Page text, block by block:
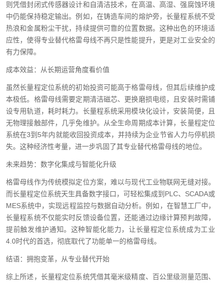
则凭借封闭式传感器设计和自清洁技术，在高温、高湿、强腐蚀环境
中仍能保持稳定输出。例如，在铸造车间的熔炉旁，长量程系统不受
热浪和金属粉尘干扰，持续提供可靠的位置数据。这种出色的环境适
应性，使得专业替代格雷母线不再只是性能提升，更是对工业安全的
有力保障。
成本效益：从长期运营角度看价值
虽然长量程定位系统的初始投资可能高于格雷母线，但其后续维护成
本极低。格雷母线需要定期清洁磁芯、更换磨损电缆，且安装时需铺
设专用轨道，耗时耗力。长量程系统采用模块化设计，安装简便，且
无物理接触部件，几乎免维护。从全生命周期成本计算，长量程定位
系统在3到5年内就能收回投资成本，并持续为企业节省人力与停机损
失。这种经济性考量，进一步巩固了其专业替代格雷母线的地位。
未来趋势：数字化集成与智能化升级
格雷母线作为传统模拟定位方案，难以与现代工业物联网无缝对接。
而长量程定位系统天生具备数字接口，可轻松集成到PLC、SCADA或
MES系统中，实现远程监控与数据自动分析。例如，在智慧工厂中，
长量程系统不仅能实时反馈设备位置，还能通过边缘计算预判故障，
提前触发维护通知。这种智能化能力，让长量程定位系统成为工业
4.0时代的首选，彻底取代了功能单一的格雷母线。
结语：拥抱变革，从专业替代开始
综上所述，长量程定位系统凭借其毫米级精度、百公里级测量范围、